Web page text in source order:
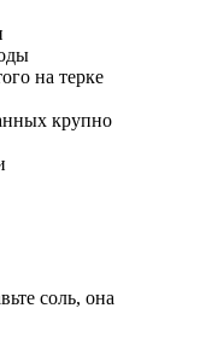
на терке
крупно
соль, она